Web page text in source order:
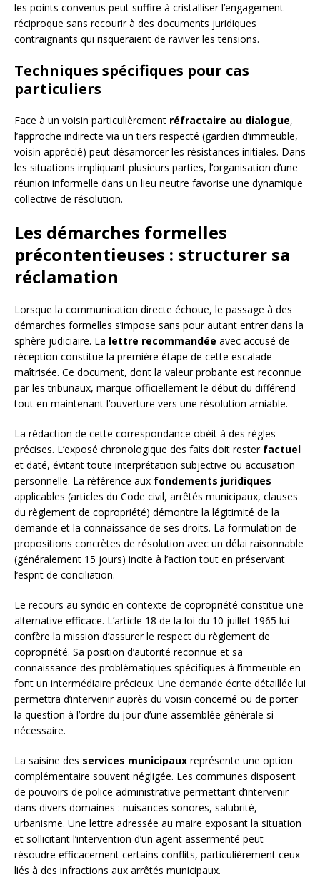
les points convenus peut suffire à cristalliser l’engagement
réciproque sans recourir à des documents juridiques
contraignants qui risqueraient de raviver les tensions.
Techniques spécifiques pour cas
particuliers
Face à un voisin particulièrement réfractaire au dialogue,
l’approche indirecte via un tiers respecté (gardien d’immeuble,
voisin apprécié) peut désamorcer les résistances initiales. Dans
les situations impliquant plusieurs parties, l’organisation d’une
réunion informelle dans un lieu neutre favorise une dynamique
collective de résolution.
Les démarches formelles
précontentieuses : structurer sa
réclamation
Lorsque la communication directe échoue, le passage à des
démarches formelles s’impose sans pour autant entrer dans la
sphère judiciaire. La lettre recommandée avec accusé de
réception constitue la première étape de cette escalade
maîtrisée. Ce document, dont la valeur probante est reconnue
par les tribunaux, marque officiellement le début du différend
tout en maintenant l’ouverture vers une résolution amiable.
La rédaction de cette correspondance obéit à des règles
précises. L’exposé chronologique des faits doit rester factuel
et daté, évitant toute interprétation subjective ou accusation
personnelle. La référence aux fondements juridiques
applicables (articles du Code civil, arrêtés municipaux, clauses
du règlement de copropriété) démontre la légitimité de la
demande et la connaissance de ses droits. La formulation de
propositions concrètes de résolution avec un délai raisonnable
(généralement 15 jours) incite à l’action tout en préservant
l’esprit de conciliation.
Le recours au syndic en contexte de copropriété constitue une
alternative efficace. L’article 18 de la loi du 10 juillet 1965 lui
confère la mission d’assurer le respect du règlement de
copropriété. Sa position d’autorité reconnue et sa
connaissance des problématiques spécifiques à l’immeuble en
font un intermédiaire précieux. Une demande écrite détaillée lui
permettra d’intervenir auprès du voisin concerné ou de porter
la question à l’ordre du jour d’une assemblée générale si
nécessaire.
La saisine des services municipaux représente une option
complémentaire souvent négligée. Les communes disposent
de pouvoirs de police administrative permettant d’intervenir
dans divers domaines : nuisances sonores, salubrité,
urbanisme. Une lettre adressée au maire exposant la situation
et sollicitant l’intervention d’un agent assermenté peut
résoudre efficacement certains conflits, particulièrement ceux
liés à des infractions aux arrêtés municipaux.